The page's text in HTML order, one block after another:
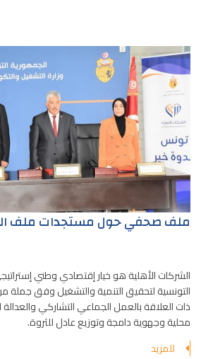
ملف صحفي حول مستجدات ملف
الشركات الأهلية هو خيار إقتصادي وطني
التونسية لتحقيق التنمية والتشغيل وفق جملة
ذات العلاقة بالعمل الجماعي التشاركي والعدالة
محلية وجهوية دامجة وتوزيع عادل للثروة.
للمزيد